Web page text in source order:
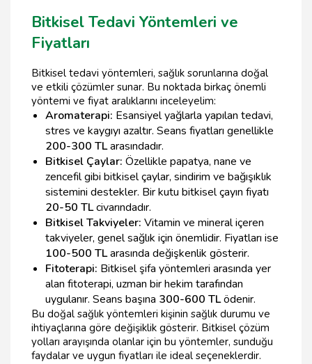
Bitkisel Tedavi Yöntemleri ve
Fiyatları
Bitkisel tedavi yöntemleri, sağlık sorunlarına doğal
ve etkili çözümler sunar. Bu noktada birkaç önemli
yöntemi ve fiyat aralıklarını inceleyelim:
Aromaterapi: Esansiyel yağlarla yapılan tedavi,
stres ve kaygıyı azaltır. Seans fiyatları genellikle
200-300 TLarasındadır.
Bitkisel Çaylar: Özellikle papatya, nane ve
zencefil gibi bitkisel çaylar, sindirim ve bağışıklık
sistemini destekler. Bir kutu bitkisel çayın fiyatı
20-50 TLcivarındadır.
Bitkisel Takviyeler: Vitamin ve mineral içeren
takviyeler, genel sağlık için önemlidir. Fiyatları ise
100-500 TLarasında değişkenlik gösterir.
Fitoterapi: Bitkisel şifa yöntemleri arasında yer
alan fitoterapi, uzman bir hekim tarafından
uygulanır. Seans başına 300-600 TLödenir.
Bu doğal sağlık yöntemleri kişinin sağlık durumu ve
ihtiyaçlarına göre değişiklik gösterir. Bitkisel çözüm
yolları arayışında olanlar için bu yöntemler, sunduğu
faydalar ve uygun fiyatları ile ideal seçeneklerdir.